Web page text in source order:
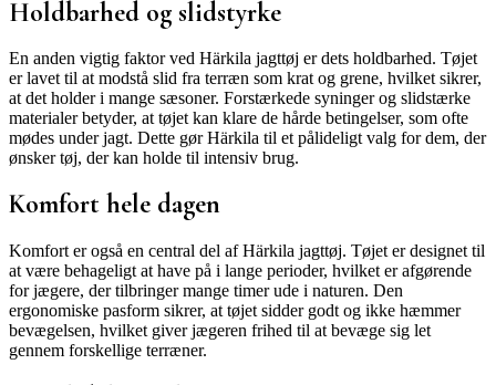
Holdbarhed og slidstyrke
En anden vigtig faktor ved Härkila jagttøj er dets holdbarhed. Tøjet
er lavet til at modstå slid fra terræn som krat og grene, hvilket sikrer,
at det holder i mange sæsoner. Forstærkede syninger og slidstærke
materialer betyder, at tøjet kan klare de hårde betingelser, som ofte
mødes under jagt. Dette gør Härkila til et pålideligt valg for dem, der
ønsker tøj, der kan holde til intensiv brug.
Komfort hele dagen
Komfort er også en central del af Härkila jagttøj. Tøjet er designet til
at være behageligt at have på i lange perioder, hvilket er afgørende
for jægere, der tilbringer mange timer ude i naturen. Den
ergonomiske pasform sikrer, at tøjet sidder godt og ikke hæmmer
bevægelsen, hvilket giver jægeren frihed til at bevæge sig let
gennem forskellige terræner.